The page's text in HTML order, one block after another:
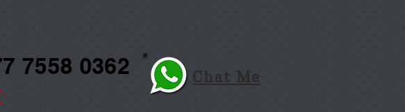
7558 0362
Chat Me